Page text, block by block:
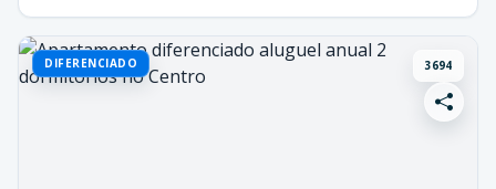
DIFERENCIADO 3694